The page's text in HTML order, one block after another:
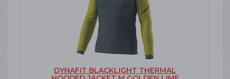
DYNAFIT BLACKLIGHT THERMAL